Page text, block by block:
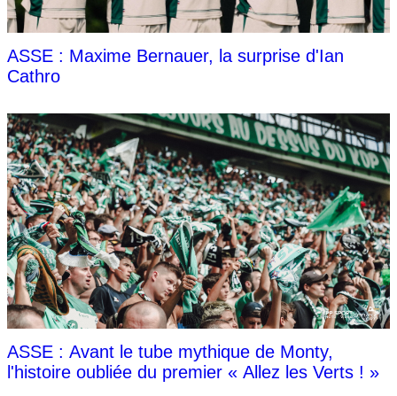
ASSE : Maxime Bernauer, la surprise d'Ian
Cathro
ASSE : Avant le tube mythique de Monty,
l'histoire oubliée du premier « Allez les Verts ! »